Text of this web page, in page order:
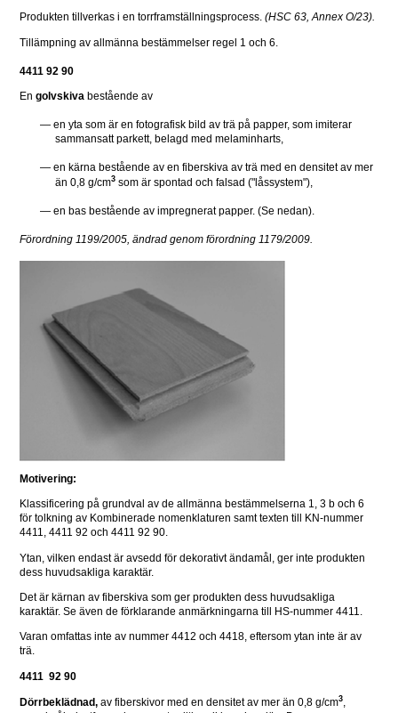
Produkten tillverkas i en torrframställningsprocess. (HSC 63, Annex O/23).
Tillämpning av allmänna bestämmelser regel 1 och 6.
4411 92 90
En golvskiva bestående av
— en yta som är en fotografisk bild av trä på papper, som imiterar
sammansatt parkett, belagd med melaminharts,
— en kärna bestående av en fiberskiva av trä med en densitet av mer
än 0,8 g/cm3 som är spontad och falsad ("låssystem"),
— en bas bestående av impregnerat papper. (Se nedan).
Förordning 1199/2005, ändrad genom förordning 1179/2009.
Motivering:
Klassificering på grundval av de allmänna bestämmelserna 1, 3 b och 6
för tolkning av Kombinerade nomenklaturen samt texten till KN-nummer
4411, 4411 92 och 4411 92 90.
Ytan, vilken endast är avsedd för dekorativt ändamål, ger inte produkten
dess huvudsakliga karaktär.
Det är kärnan av fiberskiva som ger produkten dess huvudsakliga
karaktär. Se även de förklarande anmärkningarna till HS-nummer 4411.
Varan omfattas inte av nummer 4412 och 4418, eftersom ytan inte är av
trä.
4411  92 90
Dörrbeklädnad, av fiberskivor med en densitet av mer än 0,8 g/cm3,